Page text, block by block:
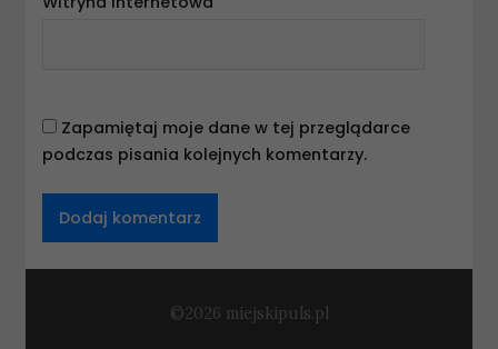
Zapamiętaj moje dane w tej przeglądarce
podczas pisania kolejnych komentarzy.
©2026 miejskipuls.pl